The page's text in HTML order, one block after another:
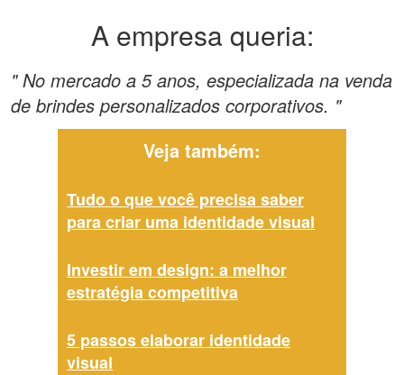
A empresa queria:
" No mercado a 5 anos, especializada na venda
de brindes personalizados corporativos. "
Veja também:
Tudo o que você precisa saber
para criar uma identidade visual
Investir em design: a melhor
estratégia competitiva
5 passos elaborar identidade
visual